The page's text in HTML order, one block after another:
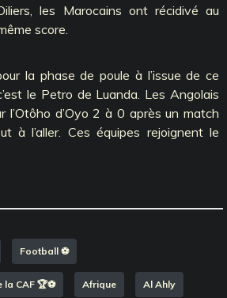
les Marocains ont récidivé au
score.
la phase de poule à l’issue de ce
le Petro de Luanda. Les Angolais
l’Otôho d’Oyo 2 à 0 après un match
à l’aller. Ces équipes rejoignent le
Football ⚽️
CAF 🏆⚽️ Afrique Al Ahly